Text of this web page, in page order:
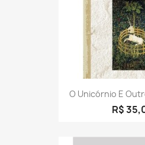
O Unicórnio E
R$